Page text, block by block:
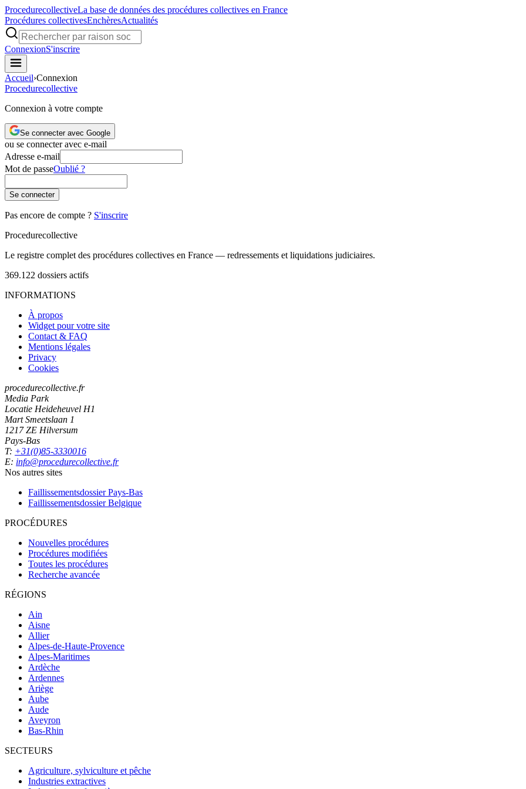
ProcedurecollectiveLa base de données des procédures collectives en France
Procédures collectivesEnchèresActualités
ConnexionS'inscrire
Accueil›Connexion
Procedurecollective
Connexion à votre compte
Se connecter avec Google
ou se connecter avec e-mail
Adresse e-mail
Mot de passeOublié ?
Se connecter
Pas encore de compte ? S'inscrire
Procedurecollective
Le registre complet des procédures collectives en France — redressements et liquidations judiciaires.
369.122 dossiers actifs
INFORMATIONS
À propos
Widget pour votre site
Contact & FAQ
Mentions légales
Privacy
Cookies
procedurecollective.fr
Media Park
Locatie Heideheuvel H1
Mart Smeetslaan 1
1217 ZE Hilversum
Pays-Bas
T: +31(0)85-3330016
E: info@procedurecollective.fr
Nos autres sites
Faillissementsdossier Pays-Bas
Faillissementsdossier Belgique
PROCÉDURES
Nouvelles procédures
Procédures modifiées
Toutes les procédures
Recherche avancée
RÉGIONS
Ain
Aisne
Allier
Alpes-de-Haute-Provence
Alpes-Maritimes
Ardèche
Ardennes
Ariège
Aube
Aude
Aveyron
Bas-Rhin
SECTEURS
Agriculture, sylviculture et pêche
Industries extractives